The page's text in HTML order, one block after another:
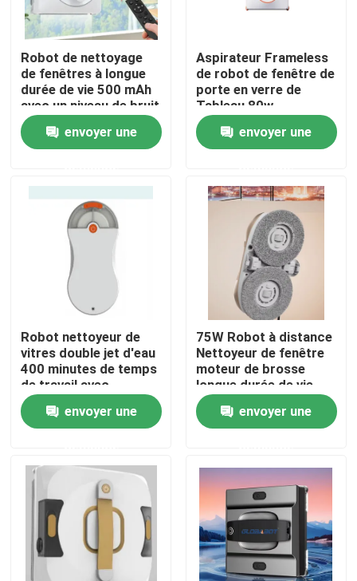
maison
vidéos
Au sujet de nous
Visite d'usine
Contrôle de qualité
Demandez une citation
aspirateur de robot
Laveur de vitres de robot
Robot de nettoyage
de fenêtres à longue
durée de vie 500 mAh
avec un niveau de bruit
de 65 dB
envoyer une
Aspirateur Frameless
de robot de fenêtre de
porte en verre de
Tableau 80w
envoyer une
Robot nettoyeur de
vitres double jet d'eau
400 minutes de temps
de travail avec
télécommande
envoyer une
75W Robot à distance
Nettoyeur de fenêtre
moteur de brosse
longue durée de vie
envoyer une